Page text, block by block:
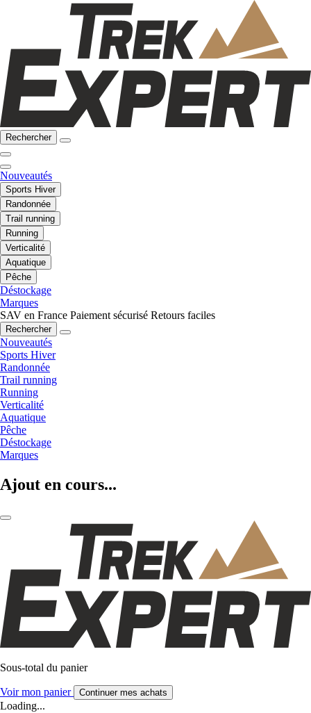
Rechercher
Nouveautés
Sports Hiver
Randonnée
Trail running
Running
Verticalité
Aquatique
Pêche
Déstockage
Marques
SAV en France Paiement sécurisé Retours faciles
Rechercher
Nouveautés
Sports Hiver
Randonnée
Trail running
Running
Verticalité
Aquatique
Pêche
Déstockage
Marques
Ajout en cours...
Sous-total du panier
Voir mon panier Continuer mes achats
Loading...